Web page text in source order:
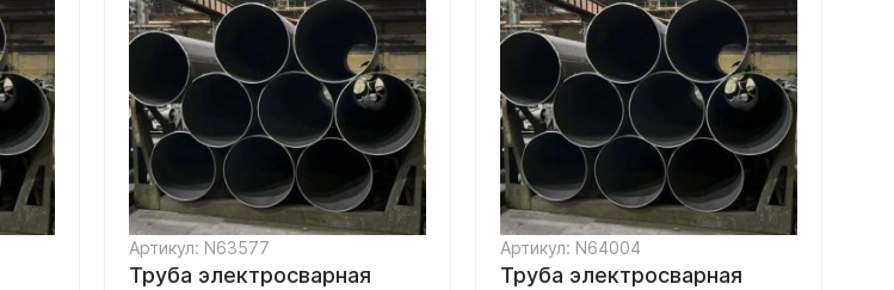
Артикул: N63577
Труба электросварная
Артикул: N64004
Труба электросварная